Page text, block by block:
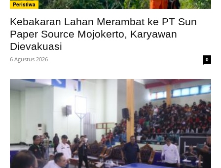
Peristiwa
Kebakaran Lahan Merambat ke PT Sun
Paper Source Mojokerto, Karyawan
Dievakuasi
6 Agustus 2026 0